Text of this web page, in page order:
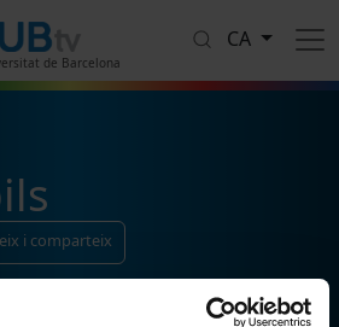
de Barcelona
CA
i comparteix